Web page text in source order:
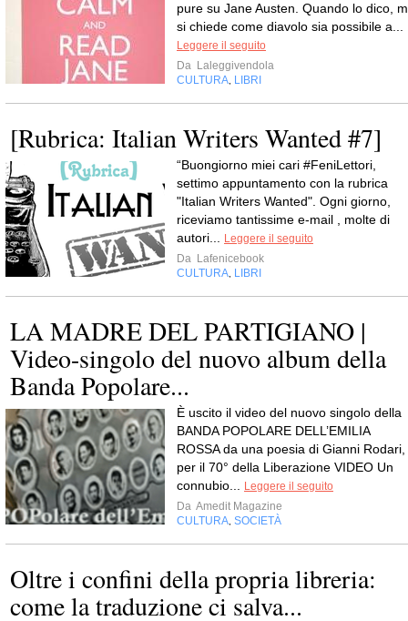
pure su Jane Austen. Quando lo dico,
si chiede come diavolo sia possibile a...
Leggere il seguito
Da Laleggivendola
CULTURA LIBRI
[Rubrica: Italian Writers Wanted #7]
“Buongiorno miei cari #FeniLettori,
settimo appuntamento con la rubrica
"Italian Writers Wanted". Ogni giorno,
riceviamo tantissime e-mail , molte di
autori...
Leggere il seguito
Da Lafenicebook
CULTURA LIBRI
LA MADRE DEL PARTIGIANO |
Video-singolo del nuovo album della
Banda Popolare...
È uscito il video del nuovo singolo della
BANDA POPOLARE DELL’EMILIA
ROSSA da una poesia di Gianni Rodari,
per il 70° della Liberazione VIDEO Un
connubio...
Leggere il seguito
Da Amedit Magazine
CULTURA SOCIETÀ
Oltre i confini della propria libreria:
come la traduzione ci salva...